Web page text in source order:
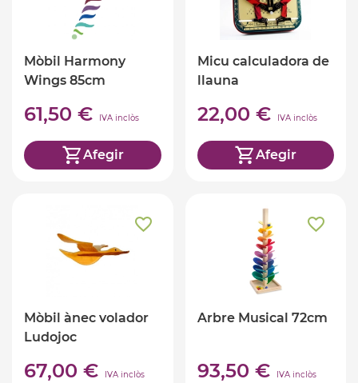
Mòbil Harmony
Wings 85cm
61,50 € IVA inclòs
Afegir
Micu calculadora de
llauna
22,00 € IVA inclòs
Afegir
Mòbil ànec volador
Ludojoc
67,00 € IVA inclòs
Arbre Musical 72cm
93,50 € IVA inclòs